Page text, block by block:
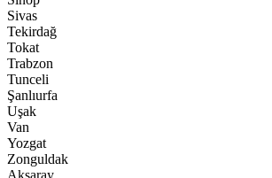
Sivas
Tekirdağ
Tokat
Trabzon
Tunceli
Şanlıurfa
Uşak
Van
Yozgat
Zonguldak
Aksaray